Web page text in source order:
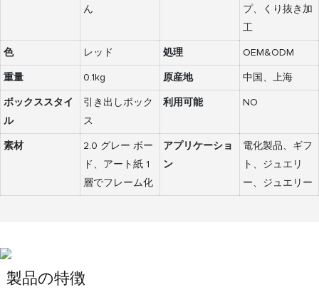
ん
プ、くり抜き加
工
色 レッド 処理 OEM&ODM
重量 0.1kg 原産地 中国、上海
ボックススタイ
ル
引き出しボック
ス
利用可能 NO
素材
2.0 グレー ボー
ド、アート紙 1
層でフレーム化
アプリケーショ
ン
電化製品、ギフ
ト、ジュエリ
ー、ジュエリー
製品の特徴